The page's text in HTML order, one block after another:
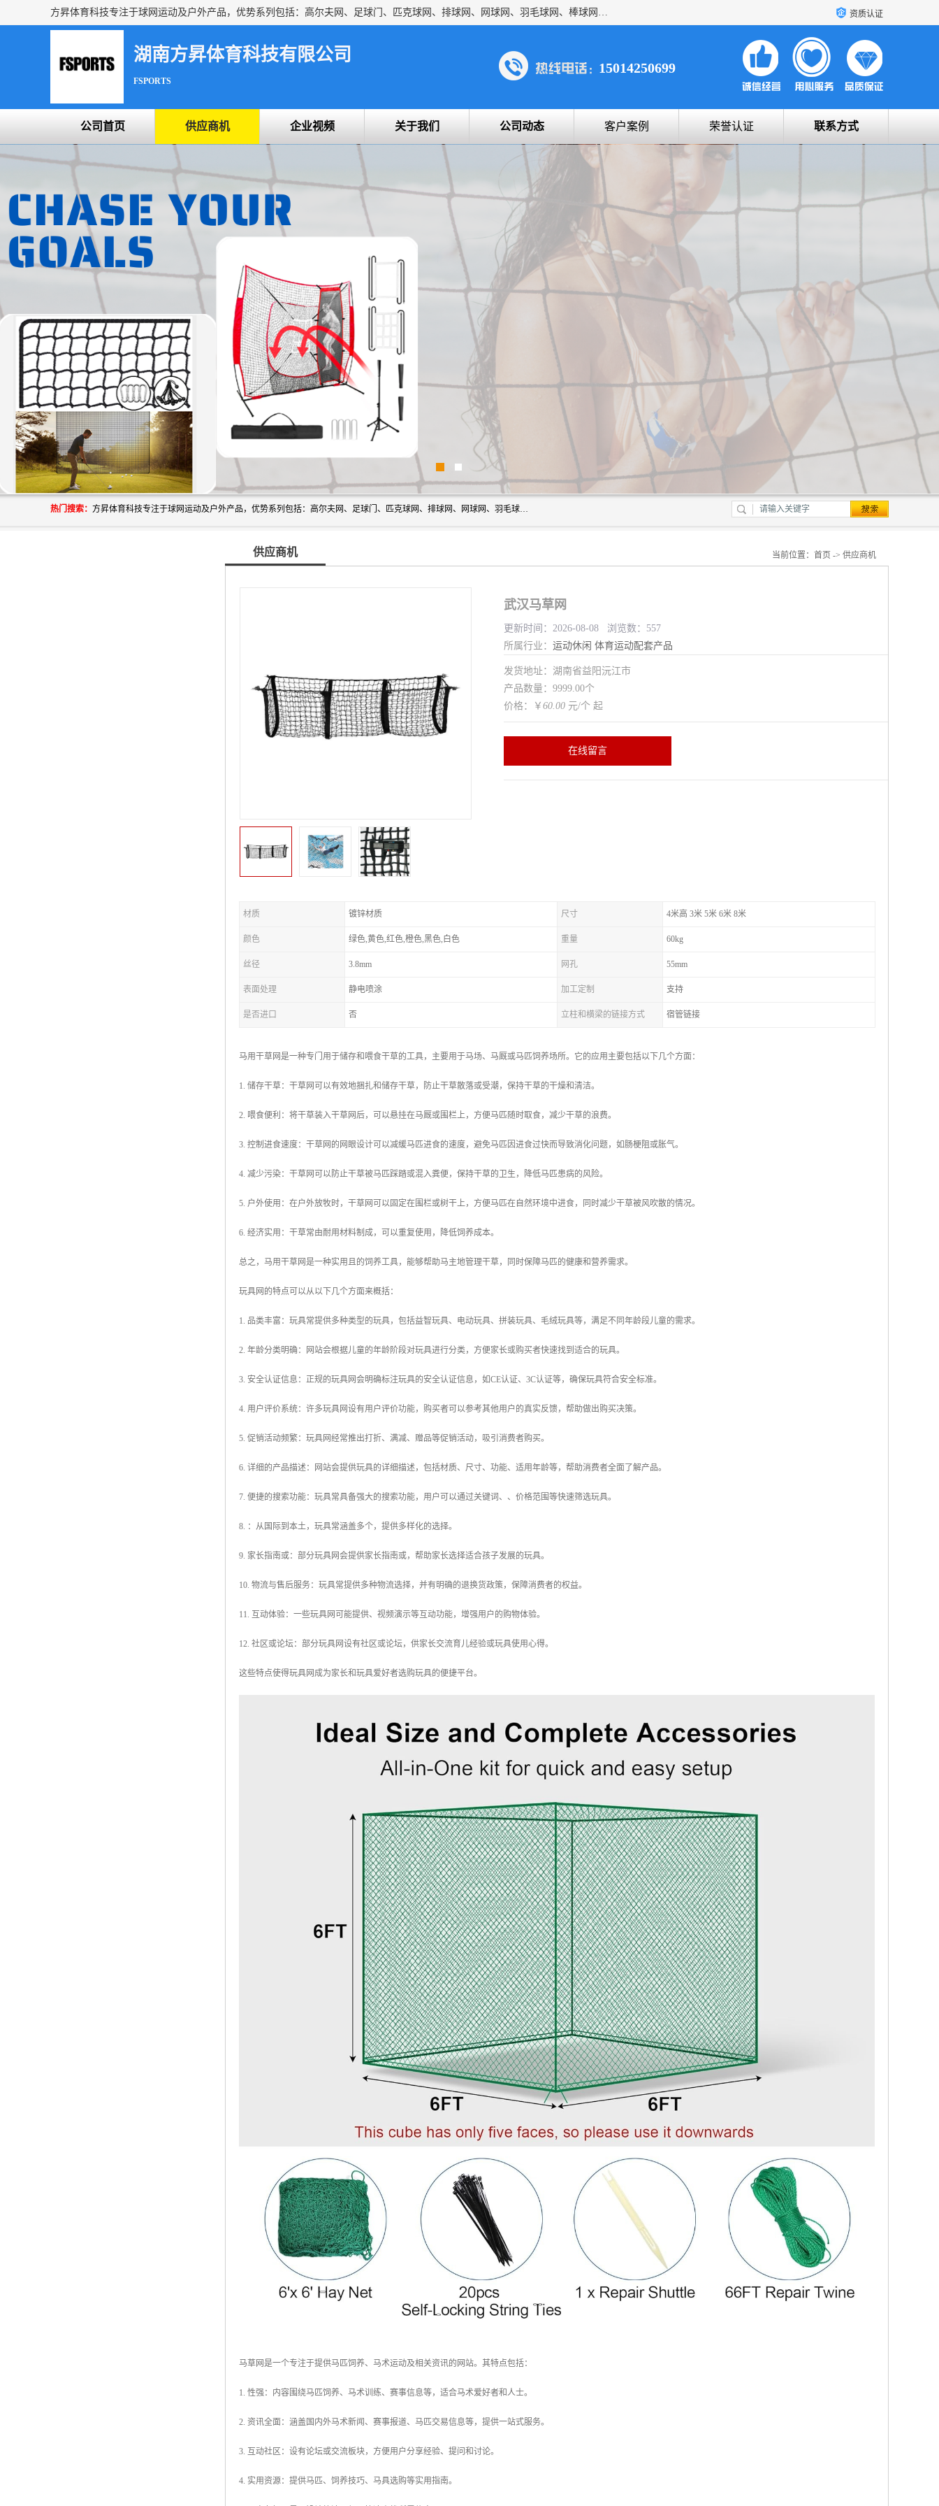
方昇体育科技专注于球网运动及户外产品，优势系列包括：高尔夫网、足球门、匹克球网、排球网、网球网、羽毛球网、棒球网、橄榄球网、乒乓球网、反弹网、冰球门、草地曲棍球门。 资质认证
湖南方昇体育科技有限公司
FSPORTS
15014250699
公司首页 供应商机 企业视频 关于我们 公司动态 客户案例 荣誉认证 联系方式
热门搜索： 方昇体育科技专注于球网运动及户外产品，优势系列包括：高尔夫网、足球门、匹克球网、排球网、网球网、羽毛球网、棒球网、橄榄球网、乒乓球网、反弹网、冰球门、草地曲棍球门。
供应商机 当前位置： 首页 -> 供应商机
武汉马草网
更新时间：2026-08-08 浏览数：557
所属行业： 运动休闲 体育运动配套产品
发货地址：湖南省益阳沅江市
产品数量：9999.00个
价格：￥ 60.00 元/个 起
在线留言
材质 镀锌材质 尺寸 4米高 3米 5米 6米 8米
颜色 绿色,黄色,红色,橙色,黑色,白色 重量 60kg
丝径 3.8mm 网孔 55mm
表面处理 静电喷涂 加工定制 支持
是否进口 否 立柱和横梁的链接方式 宿管链接
马用干草网是一种专门用于储存和喂食干草的工具，主要用于马场、马厩或马匹饲养场所。它的应用主要包括以下几个方面：
1. 储存干草：干草网可以有效地捆扎和储存干草，防止干草散落或受潮，保持干草的干燥和清洁。
2. 喂食便利：将干草装入干草网后，可以悬挂在马厩或围栏上，方便马匹随时取食，减少干草的浪费。
3. 控制进食速度：干草网的网眼设计可以减缓马匹进食的速度，避免马匹因进食过快而导致消化问题，如肠梗阻或胀气。
4. 减少污染：干草网可以防止干草被马匹踩踏或混入粪便，保持干草的卫生，降低马匹患病的风险。
5. 户外使用：在户外放牧时，干草网可以固定在围栏或树干上，方便马匹在自然环境中进食，同时减少干草被风吹散的情况。
6. 经济实用：干草常由耐用材料制成，可以重复使用，降低饲养成本。
总之，马用干草网是一种实用且的饲养工具，能够帮助马主地管理干草，同时保障马匹的健康和营养需求。
玩具网的特点可以从以下几个方面来概括：
1. 品类丰富：玩具常提供多种类型的玩具，包括益智玩具、电动玩具、拼装玩具、毛绒玩具等，满足不同年龄段儿童的需求。
2. 年龄分类明确：网站会根据儿童的年龄阶段对玩具进行分类，方便家长或购买者快速找到适合的玩具。
3. 安全认证信息：正规的玩具网会明确标注玩具的安全认证信息，如CE认证、3C认证等，确保玩具符合安全标准。
4. 用户评价系统：许多玩具网设有用户评价功能，购买者可以参考其他用户的真实反馈，帮助做出购买决策。
5. 促销活动频繁：玩具网经常推出打折、满减、赠品等促销活动，吸引消费者购买。
6. 详细的产品描述：网站会提供玩具的详细描述，包括材质、尺寸、功能、适用年龄等，帮助消费者全面了解产品。
7. 便捷的搜索功能：玩具常具备强大的搜索功能，用户可以通过关键词、、价格范围等快速筛选玩具。
8. ：从国际到本土，玩具常涵盖多个，提供多样化的选择。
9. 家长指南或：部分玩具网会提供家长指南或，帮助家长选择适合孩子发展的玩具。
10. 物流与售后服务：玩具常提供多种物流选择，并有明确的退换货政策，保障消费者的权益。
11. 互动体验：一些玩具网可能提供、视频演示等互动功能，增强用户的购物体验。
12. 社区或论坛：部分玩具网设有社区或论坛，供家长交流育儿经验或玩具使用心得。
这些特点使得玩具网成为家长和玩具爱好者选购玩具的便捷平台。
马草网是一个专注于提供马匹饲养、马术运动及相关资讯的网站。其特点包括：
1. 性强：内容围绕马匹饲养、马术训练、赛事信息等，适合马术爱好者和人士。
2. 资讯全面：涵盖国内外马术新闻、赛事报道、马匹交易信息等，提供一站式服务。
3. 互动社区：设有论坛或交流板块，方便用户分享经验、提问和讨论。
4. 实用资源：提供马匹、饲养技巧、马具选购等实用指南。